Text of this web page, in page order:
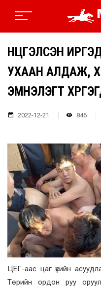
НҮЦГЭЛСЭН
УХААН АЛДАЖ,
ЭМНЭЛЭГТ
2022-12-21 846
ЦЕГ-аас цаг үеийн
Төрийн ордон руу